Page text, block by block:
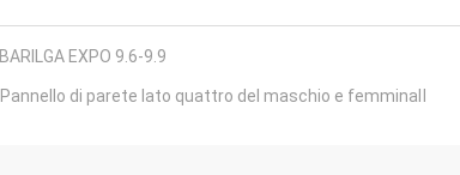
BARILGA EXPO 9.6-9.9
Pannello di parete lato quattro del maschio e femminaⅡ